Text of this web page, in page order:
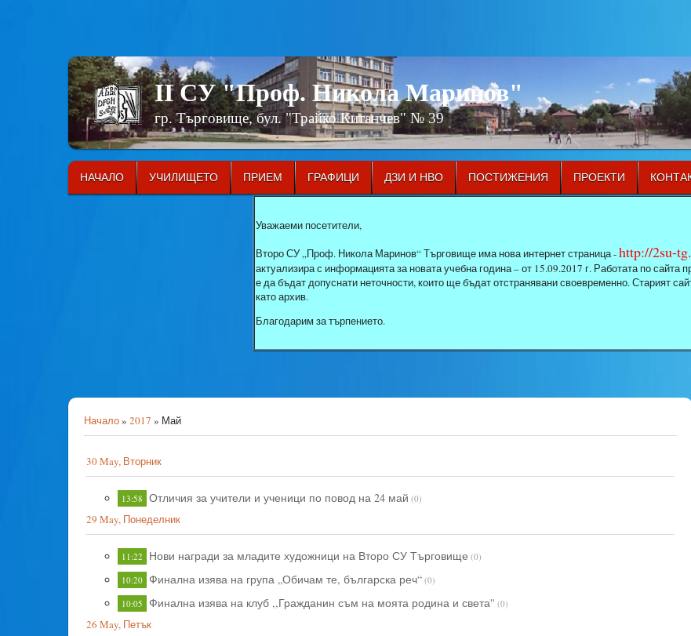
II СУ "Проф. Никола Маринов"
гр. Търговище, бул. "Трайко Китанчев" № 39
НАЧАЛО УЧИЛИЩЕТО ПРИЕМ ГРАФИЦИ ДЗИ И НВО ПОСТИЖЕНИЯ ПРОЕКТИ
Уважаеми посетители,
Второ СУ „Проф. Никола Маринов“ Търговище има нова интернет страница -http://2su-
актуализира с информацията за новата учебна година – от 15.09.2017 г. Работата по
е да бъдат допуснати неточности, които ще бъдат отстранявани своевременно. Старият
като архив.
Благодарим за търпението.
Начало» 2017 » Май
30 May, Вторник
13:58 Отличия за учители и ученици по повод на 24 май (0)
29 May, Понеделник
11:22 Нови награди за младите художници на Второ СУ Търговище (0)
10:20 Финална изява на група „Обичам те, българска реч“ (0)
10:05 Финална изява на клуб ,,Гражданин съм на моята родина и света'' (0)
26 May, Петък